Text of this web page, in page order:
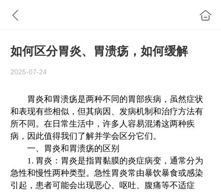
如何区分胃炎、胃溃疡，如何缓解
2025-07-24
胃炎和胃溃疡是两种不同的胃部疾病，虽然症状
和表现有些相似，但其病因、发病机制和治疗方法有
所不同。在日常生活中，许多人容易混淆这两种疾
病，因此值得我们了解并学会区分它们。
一、胃炎和胃溃疡的区别
1. 胃炎：胃炎是指胃黏膜的炎症病变，通常分为
急性和慢性两种类型。急性胃炎常由暴饮暴食或感染
引起，患者可能会出现恶心、呕吐、腹痛等不适症